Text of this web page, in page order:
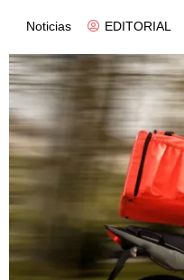
Noticias EDITORIAL